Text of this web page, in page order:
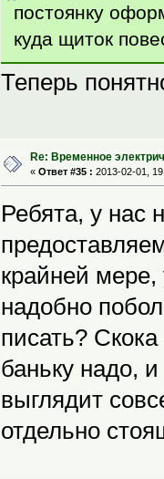
постоянку
куда щиток
Теперь
Re: Временное
« Ответ #35 : 2013-02-01,
Ребята, у нас
крайней мере,
надобно
писать?
баньку надо,
выглядит
отдельно